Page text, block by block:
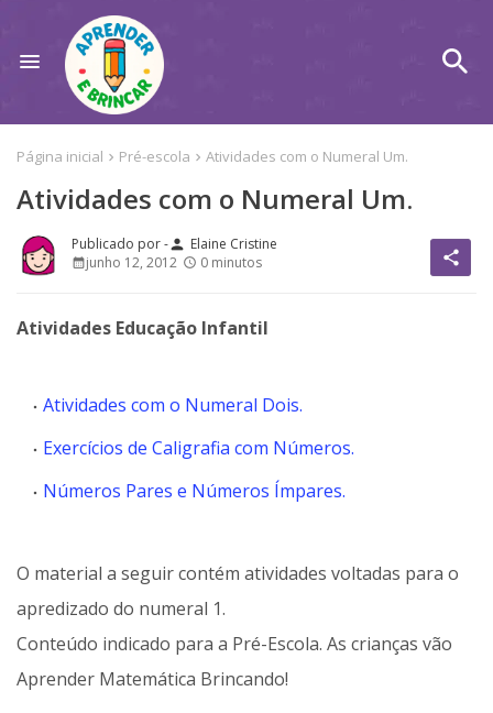
Página inicial Pré-escola Atividades com o Numeral Um.
Atividades com o Numeral Um.
person Elaine Cristine
junho 12, 2012
0 minutos share
Atividades Educação Infantil
Atividades com o Numeral Dois.
Exercícios de Caligrafia com Números.
Números Pares e Números Ímpares.
O material a seguir contém atividades voltadas para o
apredizado do numeral 1.
Conteúdo indicado para a Pré-Escola. As crianças vão
Aprender Matemática Brincando!